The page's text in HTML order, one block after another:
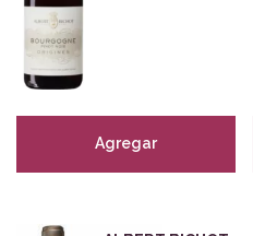
Agregar